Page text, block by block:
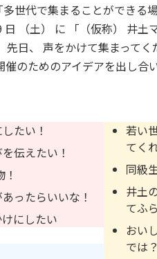
世代で集まることができる
（土） に 「（仮称） 井土
先日、 声をかけて集まってく
のためのアイデアを出し合
たい！
伝えたい！
ったらいいな！
にしたい
若い
てく
同級
井土
てふ
おい
では？